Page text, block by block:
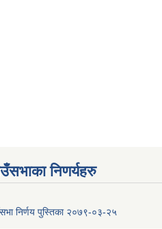
निणर्यहरु
निर्णय पुस्तिका २०७९-०३-२५